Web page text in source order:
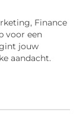
Finance
voor een
jouw
aandacht.